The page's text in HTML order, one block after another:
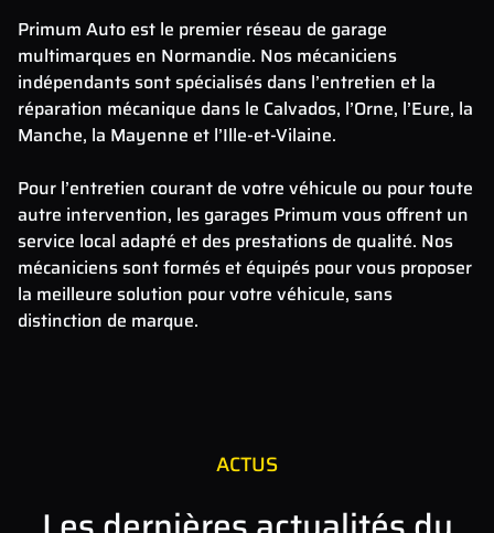
Primum Auto est le premier réseau de garage
multimarques en Normandie. Nos mécaniciens
indépendants sont spécialisés dans l’entretien et la
réparation mécanique dans le Calvados, l’Orne, l’Eure, la
Manche, la Mayenne et l’Ille-et-Vilaine.
Pour l’entretien courant de votre véhicule ou pour toute
autre intervention, les garages Primum vous offrent un
service local adapté et des prestations de qualité. Nos
mécaniciens sont formés et équipés pour vous proposer
la meilleure solution pour votre véhicule, sans
distinction de marque.
ACTUS